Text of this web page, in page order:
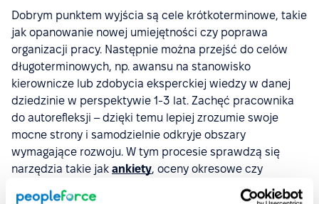
Dobrym punktem wyjścia są cele krótkoterminowe, takie
jak opanowanie nowej umiejętności czy poprawa
organizacji pracy. Następnie można przejść do celów
długoterminowych, np. awansu na stanowisko
kierownicze lub zdobycia eksperckiej wiedzy w danej
dziedzinie w perspektywie 1-3 lat. Zachęć pracownika
do autorefleksji – dzięki temu lepiej zrozumie swoje
mocne strony i samodzielnie odkryje obszary
wymagające rozwoju. W tym procesie sprawdzą się
narzędzia takie jak ankiety, oceny okresowe czy